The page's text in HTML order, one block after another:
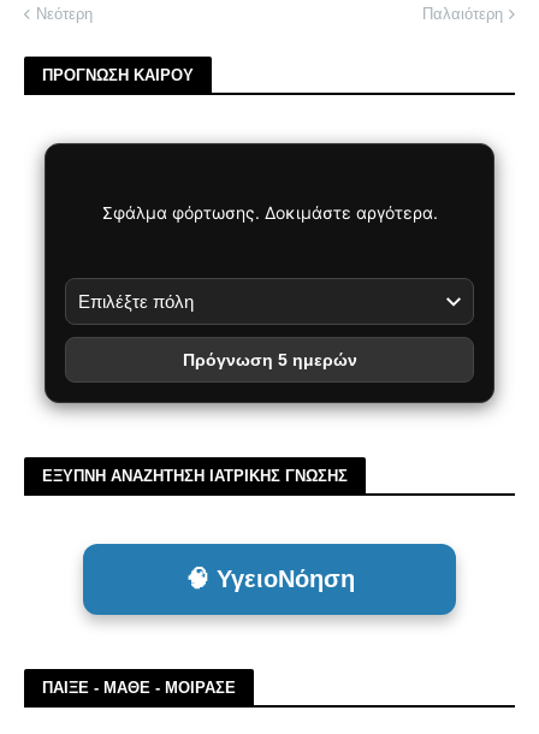
Νεότερη Παλαιότερη
ΠΡΟΓΝΩΣΗ ΚΑΙΡΟΥ
Σφάλμα φόρτωσης. Δοκιμάστε αργότερα.
Πρόγνωση 5 ημερών
ΕΞΥΠΝΗ ΑΝΑΖΗΤΗΣΗ ΙΑΤΡΙΚΗΣ ΓΝΩΣΗΣ
🧠 ΥγειοΝόηση
ΠΑΙΞΕ - ΜΑΘΕ - ΜΟΙΡΑΣΕ